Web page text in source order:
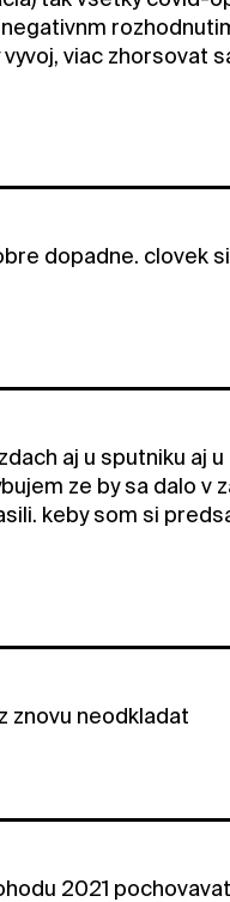
viac zhorsovat
dopadne. clovek
aj u sputniku aj
ze by sa dalo v
keby som si
znovu neodkladat
2021